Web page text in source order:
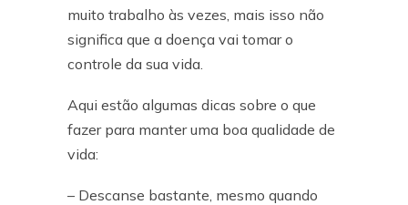
muito trabalho às vezes, mais isso não
significa que a doença vai tomar o
controle da sua vida.
Aqui estão algumas dicas sobre o que
fazer para manter uma boa qualidade de
vida:
– Descanse bastante, mesmo quando